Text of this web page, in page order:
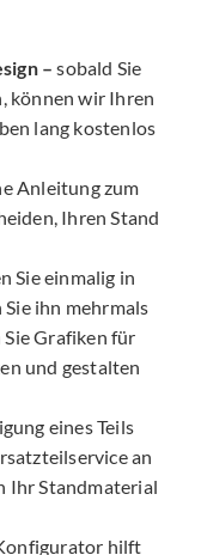
– sobald Sie
können wir Ihren
lang kostenlos
Anleitung zum
Ihren Stand
Sie einmalig in
ihn mehrmals
Sie Grafiken für
und gestalten
eines Teils
an
Ihr Standmaterial
hilft